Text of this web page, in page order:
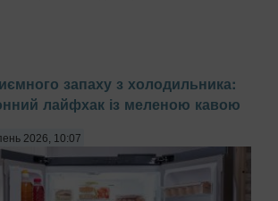
запаху з холодильника:
лайфхак із меленою кавою
2026, 10:07